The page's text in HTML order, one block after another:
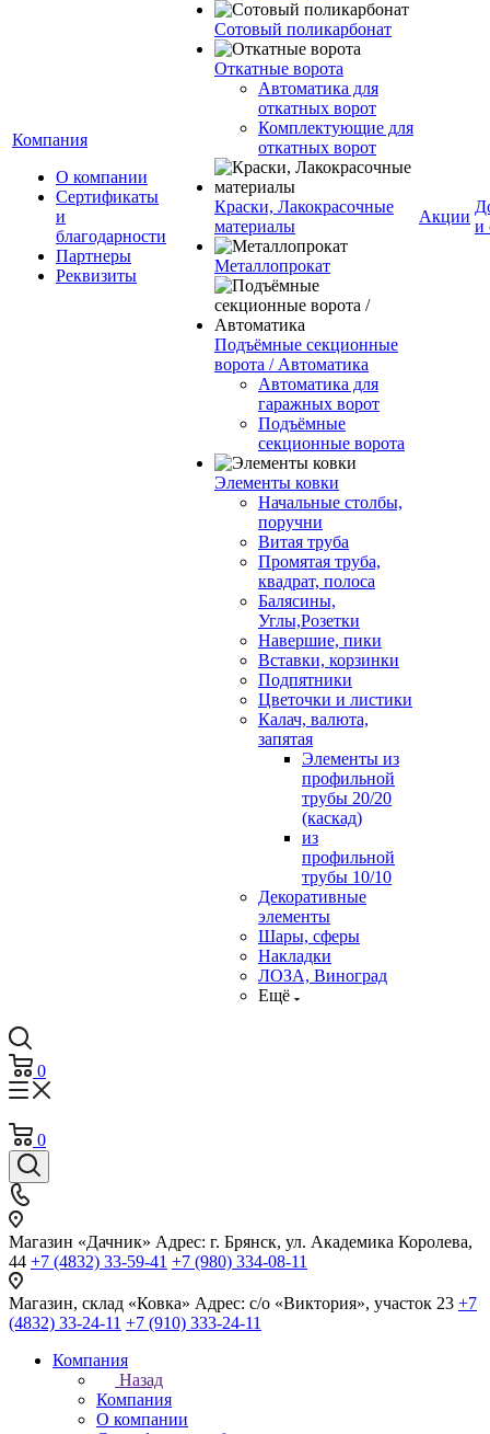
Компания
О компании
Сертификаты
и
благодарности
Партнеры
Реквизиты
Сотовый поликарбонат
Откатные ворота
Автоматика для
откатных ворот
Комплектующие для
откатных ворот
Краски, Лакокрасочные
материалы
Металлопрокат
Подъёмные секционные
ворота / Автоматика
Автоматика для
гаражных ворот
Подъёмные
секционные ворота
Элементы ковки
Начальные столбы,
поручни
Витая труба
Промятая труба,
квадрат, полоса
Балясины,
Углы,Розетки
Навершие, пики
Вставки, корзинки
Подпятники
Цветочки и листики
Калач, валюта,
запятая
Элементы из
профильной
трубы 20/20
(каскад)
из
профильной
трубы 10/10
Декоративные
элементы
Шары, сферы
Накладки
ЛОЗА, Виноград
Ещё
Акции
и
0
0
Магазин «Дачник» Адрес: г. Брянск, ул. Академика Королева,
44 +7 (4832) 33-59-41 +7 (980) 334-08-11
Магазин, склад «Ковка» Адрес: с/о «Виктория», участок 23 +7
(4832) 33-24-11 +7 (910) 333-24-11
Компания
Назад
Компания
О компании